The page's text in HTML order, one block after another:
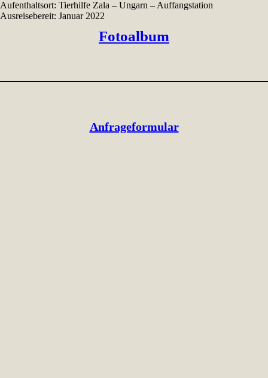
Aufenthaltsort: Tierhilfe Zala – Ungarn – Auffangstation
Ausreisebereit: Januar 2022
Fotoalbum
Anfrageformular